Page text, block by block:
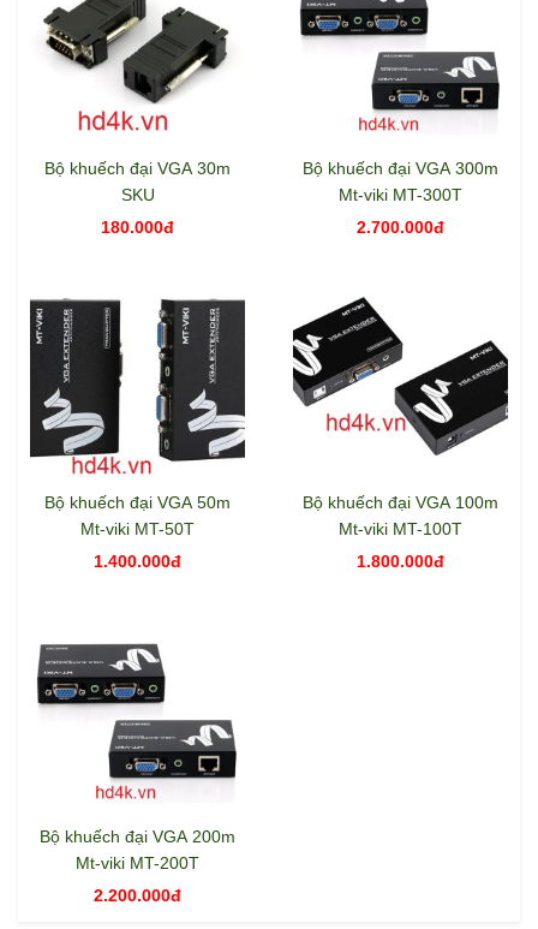
Bộ khuếch đại VGA 30m
SKU
180.000đ
Bộ khuếch đại VGA 300m
Mt-viki MT-300T
2.700.000đ
Bộ khuếch đại VGA 50m
Mt-viki MT-50T
1.400.000đ
Bộ khuếch đại VGA 100m
Mt-viki MT-100T
1.800.000đ
Bộ khuếch đại VGA 200m
Mt-viki MT-200T
2.200.000đ